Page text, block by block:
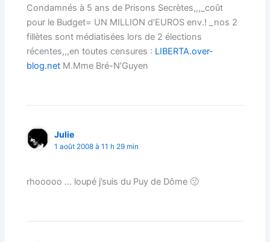
Condamnés à 5 ans de Prisons Secrètes,,,_coût
pour le Budget= UN MILLION d’EUROS env.! _nos 2
fillètes sont médiatisées lors de 2 élections
récentes,,,en toutes censures : LIBERTA.over-
blog.net M.Mme Bré-N’Guyen
Julie
1 août 2008 à 11 h 29 min
rhooooo … loupé j’suis du Puy de Dôme 🙁